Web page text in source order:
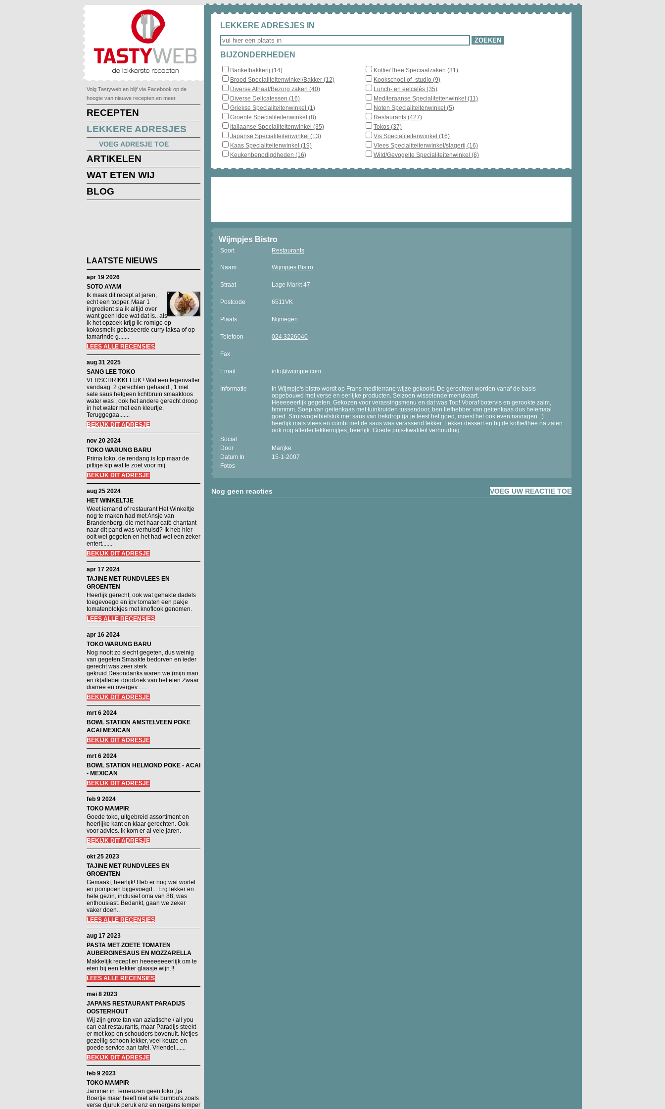
Volg Tastyweb en blijf via Facebook op de
hoogte van nieuwe recepten en meer.
RECEPTEN
LEKKERE ADRESJES
VOEG ADRESJE TOE
ARTIKELEN
WAT ETEN WIJ
BLOG
LAATSTE NIEUWS
apr 19 2026
SOTO AYAM
Ik maak dit recept al jaren,
echt een topper. Maar 1
ingredient sla ik altijd over
want geen idee wat dat is.. als
ik het opzoek krijg ik: romige op
kokosmelk gebaseerde curry laksa of op
tamarinde g.......
LEES ALLE RECENSIES
aug 31 2025
SANG LEE TOKO
VERSCHRIKKELIJK ! Wat een tegenvaller
vandaag. 2 gerechten gehaald , 1 met
sate saus hetgeen lichtbruin smaakloos
water was , ook het andere gerecht droop
in het water met een kleurtje.
Teruggegaa.......
BEKIJK DIT ADRESJE
nov 20 2024
TOKO WARUNG BARU
Prima toko, de rendang is top maar de
pittige kip wat te zoet voor mij.
BEKIJK DIT ADRESJE
aug 25 2024
HET WINKELTJE
Weet iemand of restaurant Het Winkeltje
nog te maken had met Ansje van
Brandenberg, die met haar café chantant
naar dit pand was verhuisd? Ik heb hier
ooit wel gegeten en het had wel een zeker
entert.......
BEKIJK DIT ADRESJE
apr 17 2024
TAJINE MET RUNDVLEES EN
GROENTEN
Heerlijk gerecht, ook wat gehakte dadels
toegevoegd en ipv tomaten een pakje
tomatenblokjes met knoflook genomen.
LEES ALLE RECENSIES
apr 16 2024
TOKO WARUNG BARU
Nog nooit zo slecht gegeten, dus weinig
van gegeten.Smaakte bedorven en ieder
gerecht was zeer sterk
gekruid.Desondanks waren we (mijn man
en ik)allebei doodziek van het eten.Zwaar
diarree en overgev.......
BEKIJK DIT ADRESJE
mrt 6 2024
BOWL STATION AMSTELVEEN POKE
ACAI MEXICAN
BEKIJK DIT ADRESJE
mrt 6 2024
BOWL STATION HELMOND POKE - ACAI
- MEXICAN
BEKIJK DIT ADRESJE
feb 9 2024
TOKO MAMPIR
Goede toko, uitgebreid assortiment en
heerlijke kant en klaar gerechten. Ook
voor advies. Ik kom er al vele jaren.
BEKIJK DIT ADRESJE
okt 25 2023
TAJINE MET RUNDVLEES EN
GROENTEN
Gemaakt, heerlijk! Heb er nog wat wortel
en pompoen bijgevoegd... Erg lekker en
hele gezin, inclusief oma van 88, was
enthousiast. Bedankt, gaan we zeker
vaker doen..
LEES ALLE RECENSIES
aug 17 2023
PASTA MET ZOETE TOMATEN
AUBERGINESAUS EN MOZZARELLA
Makkelijk recept en heeeeeeeerlijk om te
eten bij een lekker glaasje wijn.!!
LEES ALLE RECENSIES
mei 8 2023
JAPANS RESTAURANT PARADIJS
OOSTERHOUT
Wij zijn grote fan van aziatische / all you
can eat restaurants, maar Paradijs steekt
er met kop en schouders bovenuit. Netjes
gezellig schoon lekker, veel keuze en
goede service aan tafel. Vriendel.......
BEKIJK DIT ADRESJE
feb 9 2023
TOKO MAMPIR
Jammer in Terneuzen geen toko ,tja
Boertje maar heeft niet alle bumbu's,zoals
verse djuruk peruk enz en nergens lemper
LEKKERE ADRESJES IN
BIJZONDERHEDEN
Banketbakkerij (14)
Brood Specialiteitenwinkel/Bakker (12)
Diverse Afhaal/Bezorg zaken (40)
Diverse Delicatessen (16)
Griekse Specialiteitenwinkel (1)
Groente Specialiteitenwinkel (8)
Italiaanse Specialiteitenwinkel (35)
Japanse Specialiteitenwinkel (13)
Kaas Specialiteitenwinkel (19)
Keukenbenodigdheden (16)
Koffie/Thee Speciaalzaken (31)
Kookschool of -studio (9)
Lunch- en eetcafés (35)
Mediteraanse Specialiteitenwinkel (11)
Noten Specialiteitenwinkel (5)
Restaurants (427)
Tokos (37)
Vis Specialiteitenwinkel (16)
Vlees Specialiteitenwinkel/slagerij (16)
Wild/Gevogelte Specialiteitenwinkel (6)
Wijmpjes Bistro
Soort Restaurants
Naam Wijmpjes Bistro
Straat Lage Markt 47
Postcode 6511VK
Plaats Nijmegen
Telefoon 024 3226040
Fax
Email info@wijmpje.com
Informatie
In Wijmpje's bistro wordt op Frans mediterrane wijze gekookt. De gerechten worden vanaf de basis
opgebouwd met verse en eerlijke producten. Seizoen wisselende menukaart.
Heeeeeerlijk gegeten. Gekozen voor verassingsmenu en dat was Top! Vooraf botervis en gerookte zalm,
hmmmm. Soep van geitenkaas met tuinkruiden tussendoor, ben liefhebber van geitenkaas dus helemaal
goed. Struisvogelbiefstuk met saus van trekdrop (ja je leest het goed, moest het ook even navragen...)
heerlijk mals vlees en combi met de saus was verassend lekker. Lekker dessert en bij de koffie/thee na zaten
ook nog allerlei lekkernijtjes, heerlijk. Goede prijs-kwaliteit verhouding.
Social
Door
Marijke
Datum In
15-1-2007
Fotos
Nog geen reacties VOEG UW REACTIE TOE